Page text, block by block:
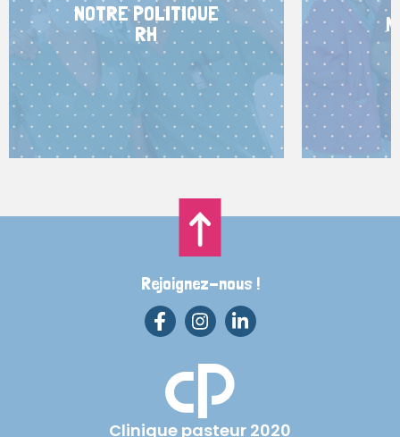
NOTRE POLITIQUE
RH
Clinique pasteur 2020
Rejoignez-nous !